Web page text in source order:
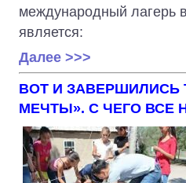
международный лагерь
является:
Далее >>>
ВОТ И ЗАВЕРШИЛИСЬ
МЕЧТЫ». С ЧЕГО ВСЕ